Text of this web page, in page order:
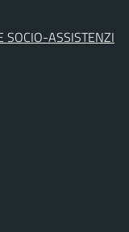
SOCIO-ASSISTENZI